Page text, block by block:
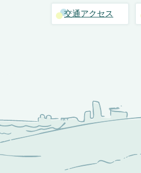
交通アクセス